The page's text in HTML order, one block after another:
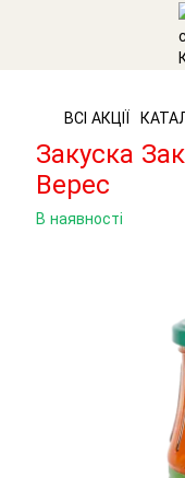
ВСІ АКЦІЇ
Закуска
Верес
В наявності